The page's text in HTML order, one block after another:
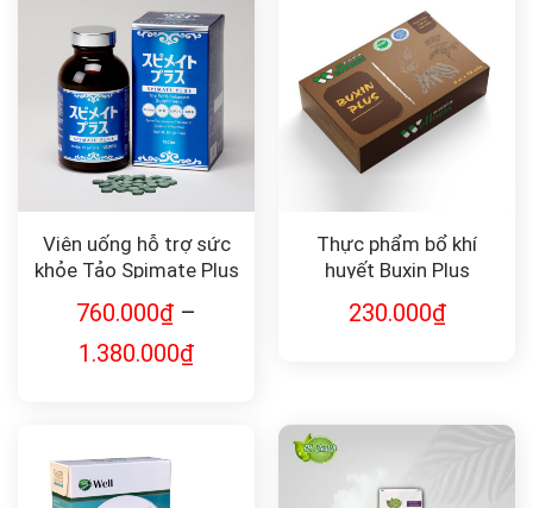
Viên uống hỗ trợ sức
khỏe Tảo Spimate Plus
supplement
760.000₫ –
1.380.000₫
Thực phẩm bổ khí
huyết Buxin Plus
230.000₫